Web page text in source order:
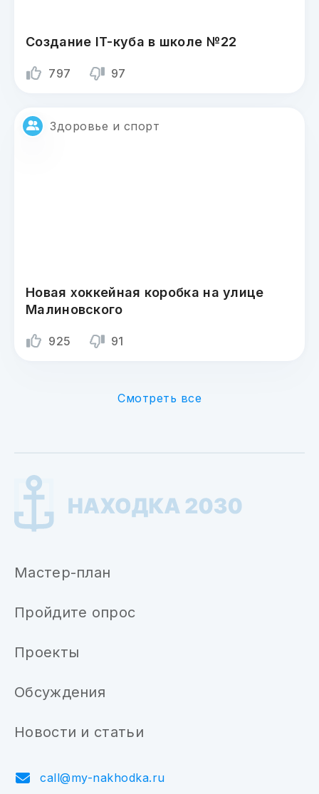
Создание IT-куба в школе №22
797 97
Здоровье и спорт
Новая хоккейная коробка на улице
Малиновского
925 91
Смотреть все
Мастер-план
Пройдите опрос
Проекты
Обсуждения
Новости и статьи
call@my-nakhodka.ru